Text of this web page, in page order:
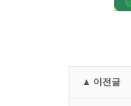
▲ 이전글